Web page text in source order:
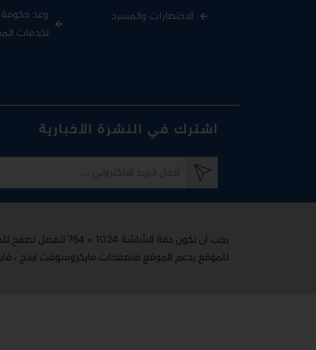
الاختصارات والمسرد
وعد حكومة
لخدمات
اشترك في النشرة الأخبارية
يجب أن تكون دقة الشاشة 1024 × 764 لأفضل تصفح للموقع
للموقع يدعم الموقع متصفحات مايكروسوفت ايدج ، فاير فوكس 65+ ،